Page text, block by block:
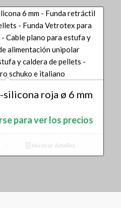
roja ø 6 mm
para ver los precios
Mostrar detalles